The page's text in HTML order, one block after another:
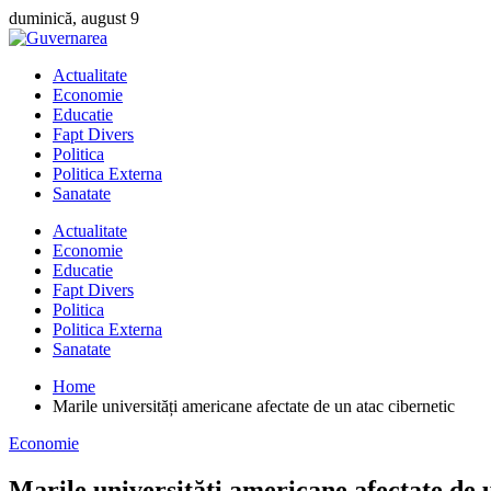
Skip
to
duminică, august 9
Actualitate
Economie
Educatie
Fapt Divers
Politica
Politica Externa
Sanatate
Actualitate
Economie
Educatie
Fapt Divers
Politica
Politica Externa
Sanatate
Home
Marile universități americane afectate de un atac cibernetic
Economie